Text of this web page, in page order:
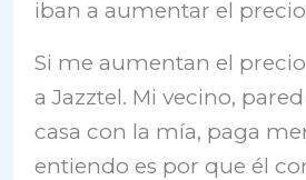
iban a aumentar el
Si me aumentan el
a Jazztel. Mi vecino,
casa con la mía, paga
entiendo es por que él